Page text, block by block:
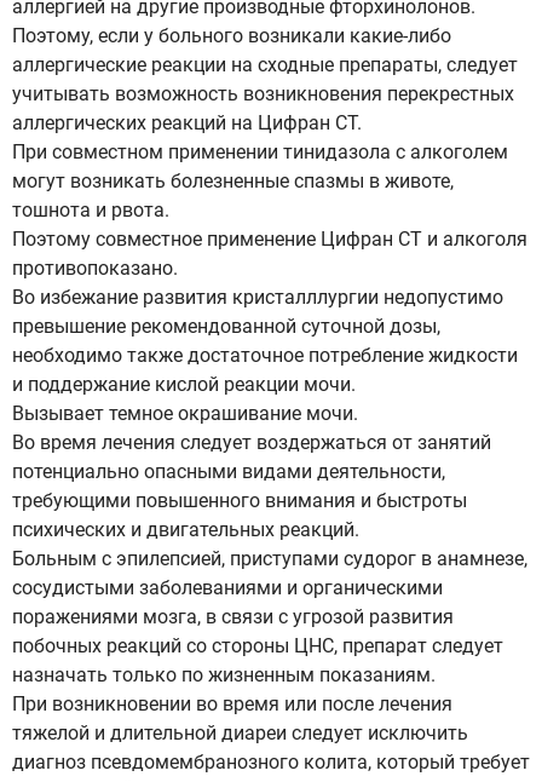
аллергией на другие производные фторхинолонов.
Поэтому, если у больного возникали какие-либо
аллергические реакции на сходные препараты, следует
учитывать возможность возникновения перекрестных
аллергических реакций на Цифран СТ.
При совместном применении тинидазола с алкоголем
могут возникать болезненные спазмы в животе,
тошнота и рвота.
Поэтому совместное применение Цифран СТ и алкоголя
противопоказано.
Во избежание развития кристалллургии недопустимо
превышение рекомендованной суточной дозы,
необходимо также достаточное потребление жидкости
и поддержание кислой реакции мочи.
Вызывает темное окрашивание мочи.
Во время лечения следует воздержаться от занятий
потенциально опасными видами деятельности,
требующими повышенного внимания и быстроты
психических и двигательных реакций.
Больным с эпилепсией, приступами судорог в анамнезе,
сосудистыми заболеваниями и органическими
поражениями мозга, в связи с угрозой развития
побочных реакций со стороны ЦНС, препарат следует
назначать только по жизненным показаниям.
При возникновении во время или после лечения
тяжелой и длительной диареи следует исключить
диагноз псевдомембранозного колита, который требует